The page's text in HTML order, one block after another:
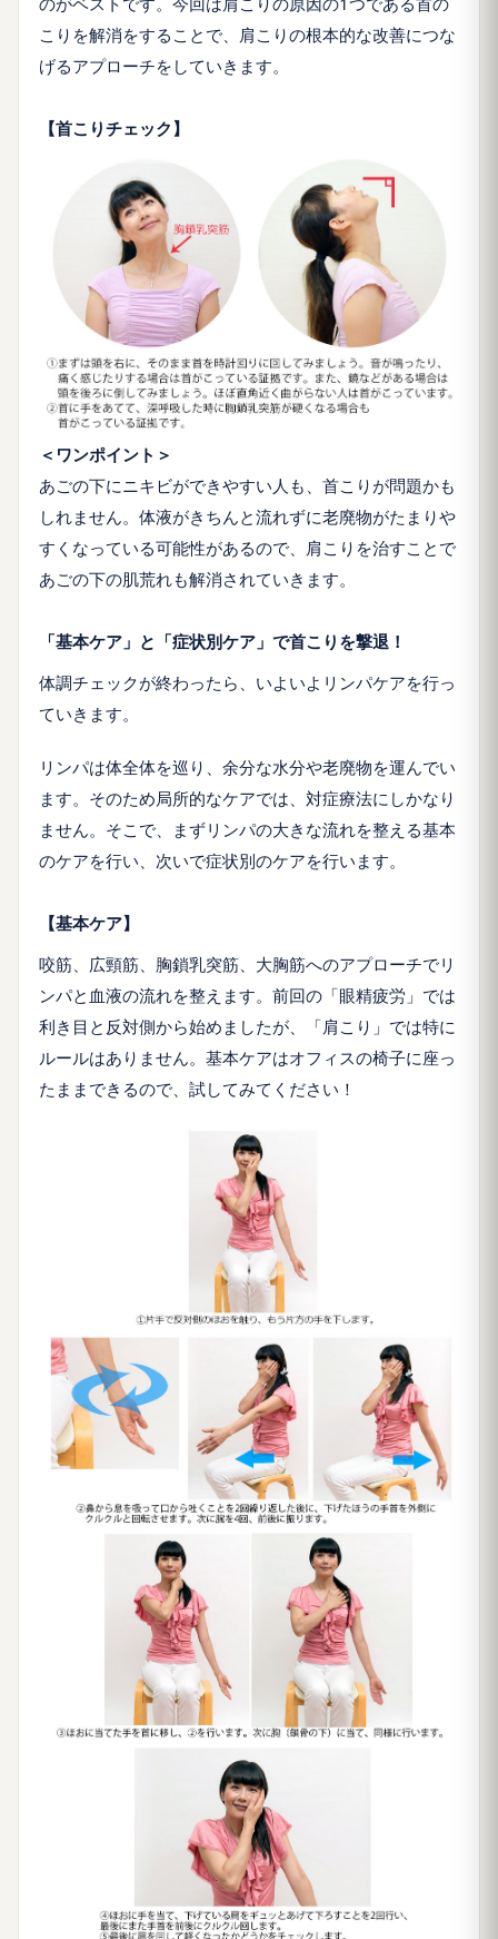
こりを解消をすることで、肩こりの根本的な改善につな
げるアプローチをしていきます。
【首こりチェック】
＜ワンポイント＞
あごの下にニキビができやすい人も、首こりが問題かも
しれません。体液がきちんと流れずに老廃物がたまりや
すくなっている可能性があるので、肩こりを治すことで
あごの下の肌荒れも解消されていきます。
「基本ケア」と「症状別ケア」で首こりを撃退！
体調チェックが終わったら、いよいよリンパケアを行っ
ていきます。
リンパは体全体を巡り、余分な水分や老廃物を運んでい
ます。そのため局所的なケアでは、対症療法にしかなり
ません。そこで、まずリンパの大きな流れを整える基本
のケアを行い、次いで症状別のケアを行います。
【基本ケア】
咬筋、広頸筋、胸鎖乳突筋、大胸筋へのアプローチでリ
ンパと血液の流れを整えます。前回の「眼精疲労」では
利き目と反対側から始めましたが、「肩こり」では特に
ルールはありません。基本ケアはオフィスの椅子に座っ
たままできるので、試してみてください！